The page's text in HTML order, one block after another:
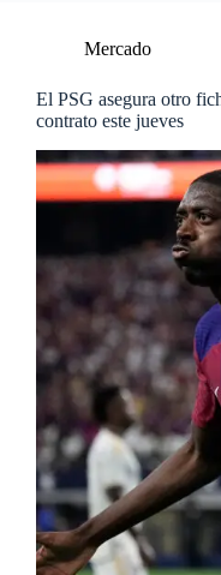
Mercado
El PSG asegura otro
contrato este jueves